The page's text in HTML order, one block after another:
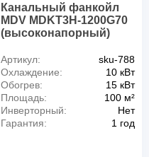
Канальный фанкойл
MDV MDKT3H-1200G70
(высоконапорный)
Артикул:
sku-788
Охлаждение:
10 кВт
Обогрев:
15 кВт
Площадь:
100 м²
Инверторный:
Нет
Гарантия:
1 год